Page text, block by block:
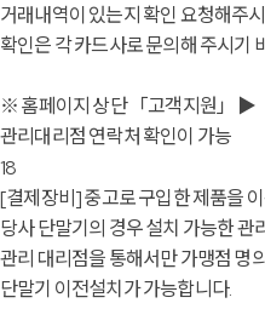
거래내역이 있는지 확인 요청해주
확인은 각 카드사로 문의해 주시기
※ 홈페이지 상단 「고객지원」 ▶
관리대리점 연락처 확인이 가능
18
[결제장비]중고로 구입한 제품을
당사 단말기의 경우 설치 가능한
관리 대리점을 통해서만 가맹점 명
단말기 이전설치가 가능합니다.